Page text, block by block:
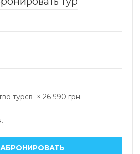
туров × 26 990 грн.